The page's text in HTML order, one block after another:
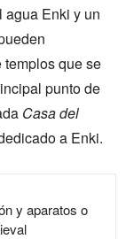
agua Enki y un
que se
punto de
Casa del
a Enki.
y aparatos o